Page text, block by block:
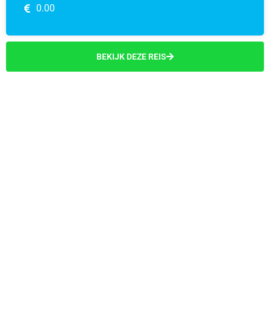
0.00
BEKIJK DEZE REIS